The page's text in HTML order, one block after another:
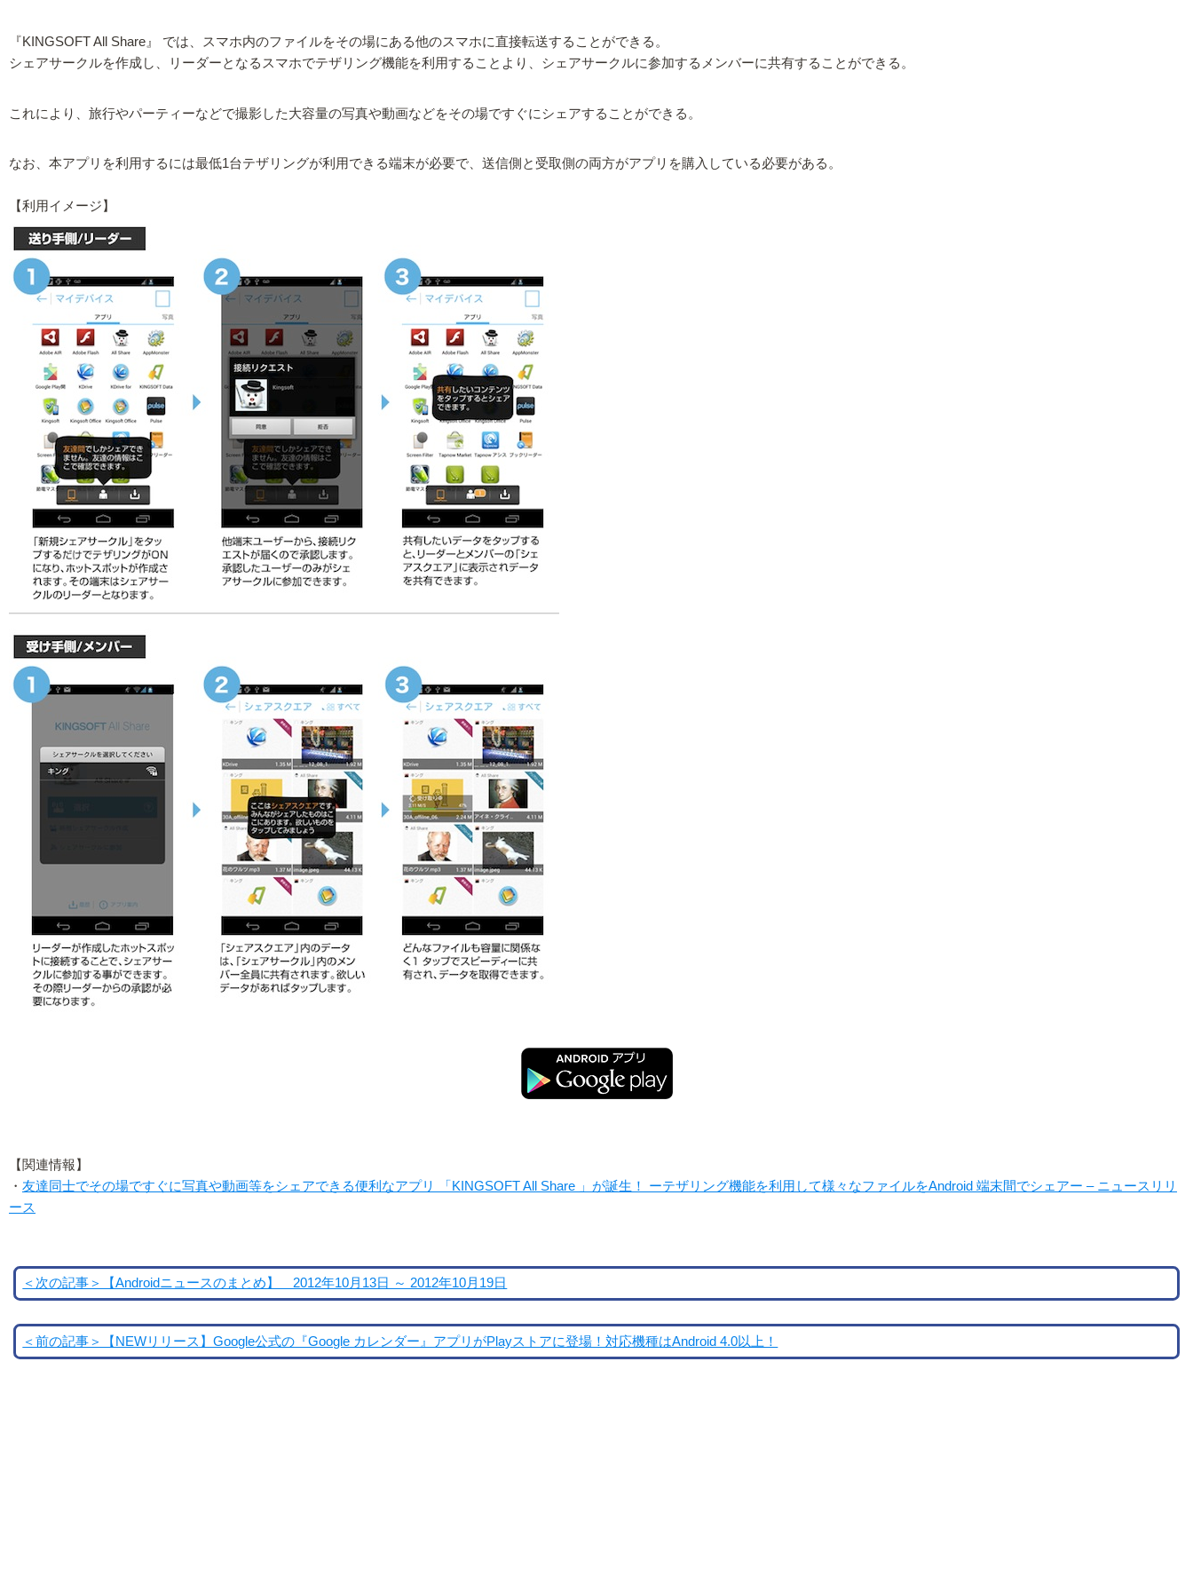
『KINGSOFT All Share』 では、スマホ内のファイルをその場にある他のスマホに直接転送することができる。
シェアサークルを作成し、リーダーとなるスマホでテザリング機能を利用することより、シェアサークルに参加するメンバーに共有することができる。
これにより、旅行やパーティーなどで撮影した大容量の写真や動画などをその場ですぐにシェアすることができる。
なお、本アプリを利用するには最低1台テザリングが利用できる端末が必要で、送信側と受取側の両方がアプリを購入している必要がある。
【利用イメージ】
【関連情報】
・ 友達同士でその場ですぐに写真や動画等をシェアできる便利なアプリ 「KINGSOFT All Share 」が誕生！ ーテザリング機能を利用して様々なファイルをAndroid 端末間でシェアー – ニュースリリ
ース
＜次の記事＞【Androidニュースのまとめ】 2012年10月13日 ～ 2012年10月19日
＜前の記事＞【NEWリリース】Google公式の『Google カレンダー』アプリがPlayストアに登場！対応機種はAndroid 4.0以上！